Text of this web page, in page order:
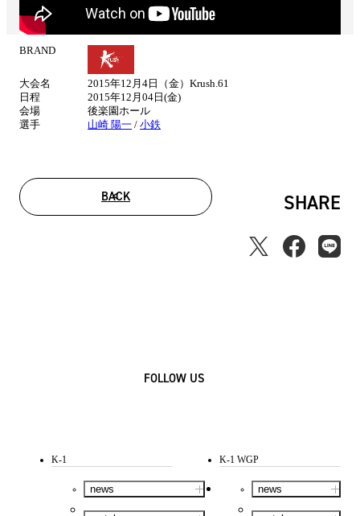
BRAND
大会名
2015年12月4日（金）Krush.61
日程
2015年12月04日(金)
会場
後楽園ホール
選手
山崎 陽一 / 小鉄
BACK SHARE
FOLLOW US
K-1
news
K-1 WGP
news